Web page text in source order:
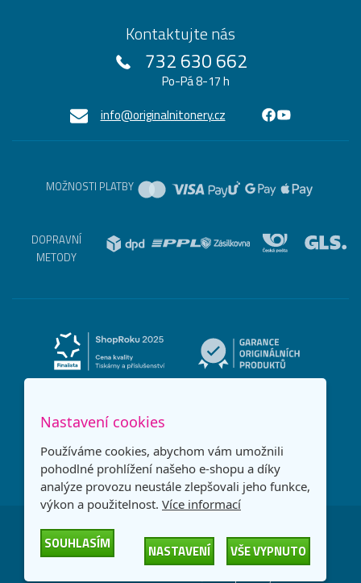
Kontaktujte nás
732 630 662
Po-Pá 8-17 h
info@originalnitonery.cz
MOŽNOSTI PLATBY
DOPRAVNÍ
METODY
Česká republika Slovensko
© 2026 Printonia s.r.o. Všechna práva vyhrazena
Nastavení cookies
Používáme cookies, abychom vám umožnili
pohodlné prohlížení našeho e-shopu a díky
analýze provozu neustále zlepšovali jeho funkce,
výkon a použitelnost. Více informací
SOUHLASÍM NASTAVENÍ VŠE VYPNUTO